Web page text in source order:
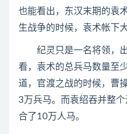
也能看出，东汉末期的袁
生战争的时候，袁术帐下
纪灵只是一名将领，出
看，袁术的总兵马数量至
道，官渡之战的时候，曹
3万兵马。而袁绍吞并整
合了10万人马。